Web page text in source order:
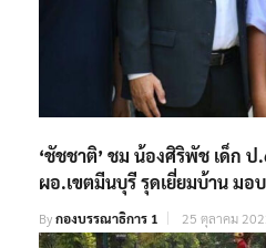
‘ชัชชาติ’ ชม น้องศิริพัช เด็ก ป
ผอ.เขตมีนบุรี รุดเยี่ยมบ้าน มอ